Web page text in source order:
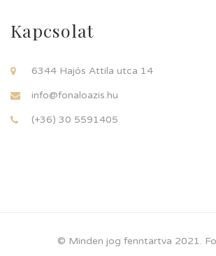
Kapcsolat
6344 Hajós Attila utca 14
info@fonaloazis.hu
(+36) 30 5591405
© Minden jog fenntartva 2021.